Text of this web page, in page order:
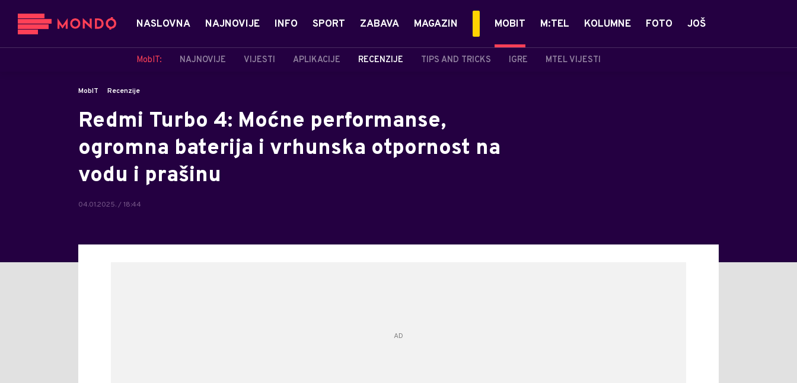
NASLOVNA NAJNOVIJE INFO SPORT ZABAVA MAGAZIN MOBIT
MobIT: NAJNOVIJE VIJESTI APLIKACIJE RECENZIJE TIPS AND TRICKS IGRE MTEL VIJESTI
M:TEL KOLUMNE FOTO JOŠ
MobIT Recenzije
Redmi Turbo 4: Moćne performanse,
ogromna baterija i vrhunska otpornost na
vodu i prašinu
04.01.2025. / 18:44